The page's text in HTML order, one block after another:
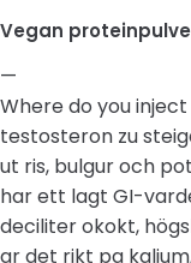
Vegan
—
Where do you
testosteron zu
ut ris, bulgur och
har ett lagt GI-
deciliter okokt,
ar det rikt pa